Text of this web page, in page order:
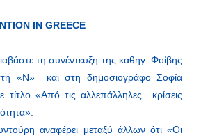
IN GREECE
τη συνέντευξη της καθηγ. Φοίβης
«Ν» και στη δημοσιογράφο Σοφία
τίτλο «Από τις αλλεπάλληλες κρίσεις
αναφέρει μεταξύ άλλων ότι «Οι